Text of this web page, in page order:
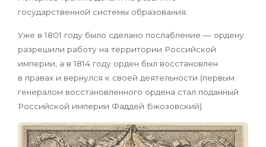
государственной системы образования.
Уже в 1801 году было сделано послабление — ордену
разрешили работу на территории Российской
империи, а в 1814 году орден был восстановлен
в правах и вернулся к своей деятельности (первым
генералом восстановленного ордена стал поданный
Российской империи Фаддей Бжозовский).